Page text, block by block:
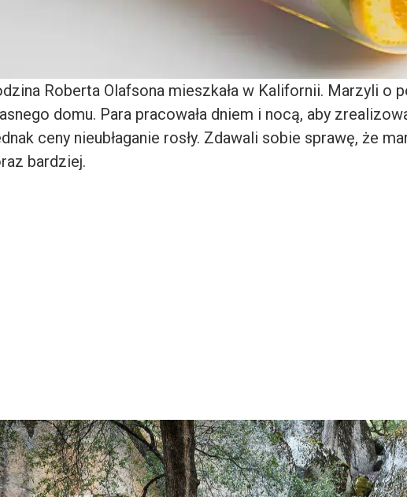
Roberta Olafsona mieszkała w Kalifornii. Marzyli o
domu. Para pracowała dniem i nocą, aby
ceny nieubłaganie rosły. Zdawali sobie sprawę, że
bardziej.